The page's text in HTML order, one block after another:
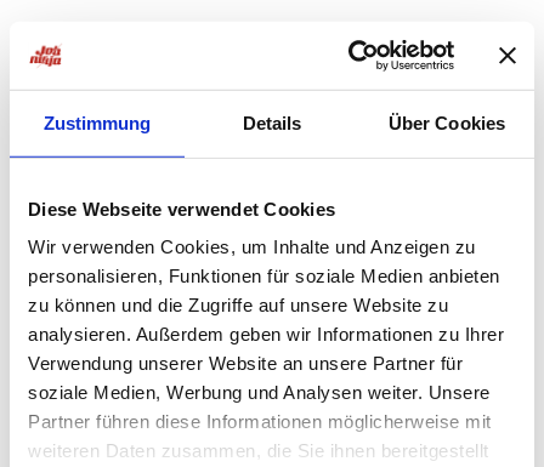
Zustimmung Details Über Cookies
Diese Webseite verwendet Cookies
Wir verwenden Cookies, um Inhalte und Anzeigen zu
personalisieren, Funktionen für soziale Medien anbieten
zu können und die Zugriffe auf unsere Website zu
analysieren. Außerdem geben wir Informationen zu Ihrer
Verwendung unserer Website an unsere Partner für
soziale Medien, Werbung und Analysen weiter. Unsere
Partner führen diese Informationen möglicherweise mit
weiteren Daten zusammen, die Sie ihnen bereitgestellt